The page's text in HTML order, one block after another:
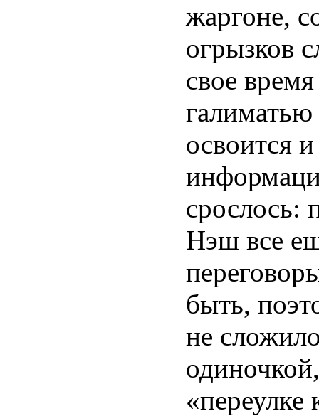
жаргоне,
огрызков
свое
освоится
срослось:
Нэш все
быть,
не